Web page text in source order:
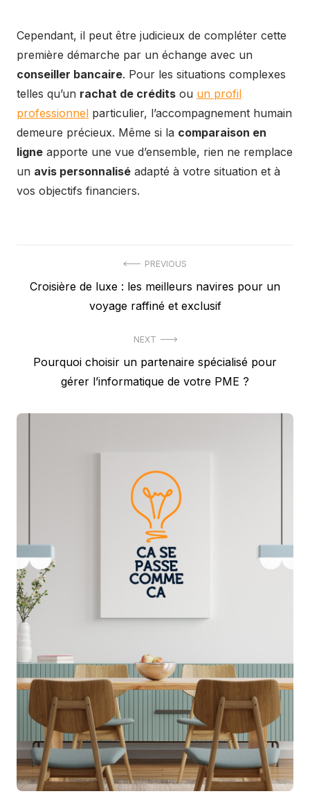
Cependant, il peut être judicieux de compléter cette
première démarche par un échange avec un
conseiller bancaire. Pour les situations complexes
telles qu’un rachat de crédits ou un profil
professionnel particulier, l’accompagnement humain
demeure précieux. Même si la comparaison en
ligne apporte une vue d’ensemble, rien ne remplace
un avis personnalisé adapté à votre situation et à
vos objectifs financiers.
de
PREVIOUS
Previous
Croisière de luxe : les meilleurs navires pour un
voyage raffiné et exclusif
NEXT
Next
Pourquoi choisir un partenaire spécialisé pour
gérer l’informatique de votre PME ?